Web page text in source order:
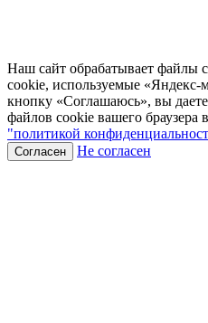
Наш сайт обрабатывает файлы
cookie, используемые
кнопку «Соглашаюсь», вы даете
файлов cookie вашего браузера
"политикой
Согласен Не согласен